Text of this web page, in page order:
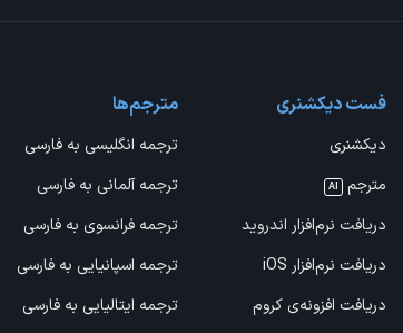
فست دیکشنری
دیکشنری
مترجم
AI
دریافت نرم‌افزار اندروید
دریافت نرم‌افزار iOS
دریافت افزونه‌ی کروم
مترجم‌ها
ترجمه انگلیسی به فارسی
ترجمه آلمانی به فارسی
ترجمه فرانسوی به فارسی
ترجمه اسپانیایی به فارسی
ترجمه ایتالیایی به فارسی